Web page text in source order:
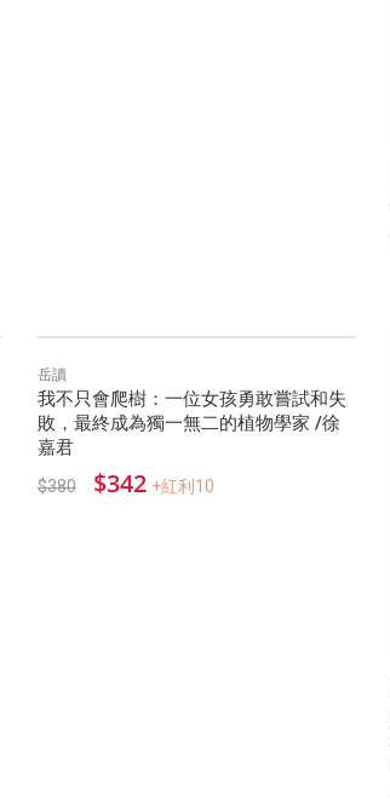
岳讀
我不只會爬樹：一位女孩勇敢嘗試和失
敗，最終成為獨一無二的植物學家 /徐
嘉君
$380 $342 +紅利10